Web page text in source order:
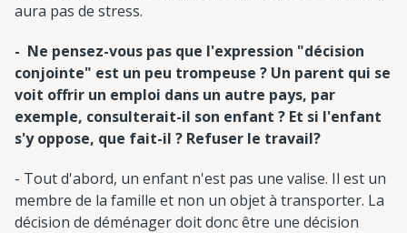
aura pas de stress.
- Ne pensez-vous pas que l'expression "décision
conjointe" est un peu trompeuse ? Un parent qui se
voit offrir un emploi dans un autre pays, par
exemple, consulterait-il son enfant ? Et si l'enfant
s'y oppose, que fait-il ? Refuser le travail?
- Tout d'abord, un enfant n'est pas une valise. Il est un
membre de la famille et non un objet à transporter. La
décision de déménager doit donc être une décision